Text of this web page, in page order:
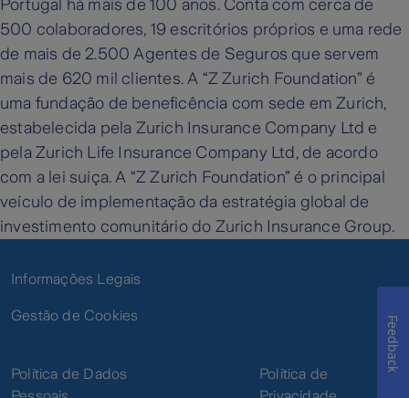
Portugal há mais de 100 anos. Conta com cerca de
500 colaboradores, 19 escritórios próprios e uma rede
de mais de 2.500 Agentes de Seguros que servem
mais de 620 mil clientes. A “Z Zurich Foundation” é
uma fundação de beneficência com sede em Zurich,
estabelecida pela Zurich Insurance Company Ltd e
pela Zurich Life Insurance Company Ltd, de acordo
com a lei suíça. A “Z Zurich Foundation” é o principal
veículo de implementação da estratégia global de
investimento comunitário do Zurich Insurance Group.
Informações Legais
Gestão de Cookies
Política de Dados
Política de
Feedback